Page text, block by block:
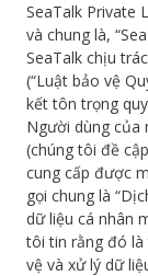
SeaTalk Private
và chung là,
SeaTalk chịu
(“Luật bảo vệ
kết tôn trọng
Người dùng của
(chúng tôi đề
cung cấp được
gọi chung là
dữ liệu cá nhân
tôi tin rằng đó là
vệ và xử lý dữ